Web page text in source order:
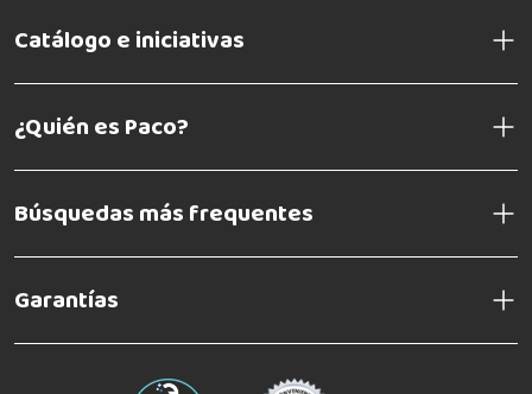
Catálogo e iniciativas
¿Quién es Paco?
Búsquedas más frequentes
Garantías